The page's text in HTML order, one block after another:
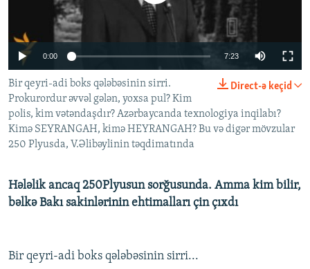
İNFOQRAFIKA
KARIKATURA
AZƏRBAYCAN ƏDƏBIYYATI KITABXANASI
İSLAM VƏ DEMOKRATIYA
İZ - MƏDƏNIYYƏT PROQRAMI
MISSIYAMIZ
PEŞƏ ETIKASI VƏ JURNALISTIKA STANDARTLARIMIZ
MATERIALLARIMIZDAN ISTIFADƏ
AZADLIQRADIOSU MOBIL TELEFONUNUZDA
BIZIMLƏ ƏLAQƏ
XƏBƏR BÜLLETENLƏRIMIZ
RFE/RL-in bütün saytları
0:00 7:23
Direct-ə keçid
Bir qeyri-adi boks qələbəsinin sirri.
Prokurordur əvvəl gələn, yoxsa pul? Kim
polis, kim vətəndaşdır? Azərbaycanda texnologiya inqilabı?
Kimə SEYRANGAH, kimə HEYRANGAH? Bu və digər mövzular
250 Plyusda, V.Əlibəylinin təqdimatında
Hələlik ancaq 250Plyusun sorğusunda. Amma kim bilir,
bəlkə Bakı sakinlərinin ehtimalları çin çıxdı
Bir qeyri-adi boks qələbəsinin sirri...